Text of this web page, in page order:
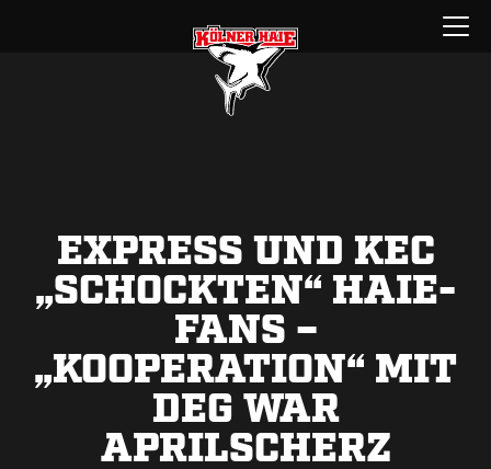
Menü
öffnen
EXPRESS UND KEC
„SCHOCKTEN“ HAIE-
FANS –
„KOOPERATION“ MIT
DEG WAR
APRILSCHERZ